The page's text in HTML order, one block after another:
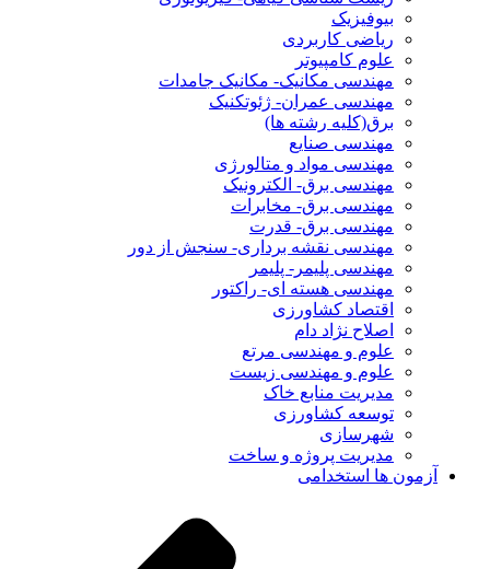
بیوفیزیک
ریاضی کاربردی
علوم کامپیوتر
مهندسی مکانیک- مکانیک جامدات
مهندسی عمران- ژئوتکنیک
برق(کلیه رشته ها)
مهندسی صنایع
مهندسی مواد و متالورژی
مهندسی برق- الکترونیک
مهندسی برق- مخابرات
مهندسی برق- قدرت
مهندسی نقشه برداری- سنجش از دور
مهندسی پلیمر- پلیمر
مهندسی هسته ای- راکتور
اقتصاد کشاورزی
اصلاح نژاد دام
علوم و مهندسی مرتع
علوم و مهندسی زیست
مدیریت منابع خاک
توسعه کشاورزی
شهرسازی
مدیریت پروژه و ساخت
آزمون ها استخدامی